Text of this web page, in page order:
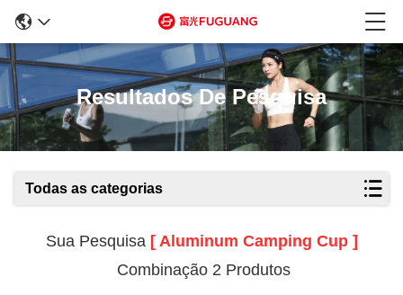
Resultados De Pesquisa
Todas as categorias
Sua Pesquisa [ Aluminum Camping Cup ]
Combinação 2 Produtos